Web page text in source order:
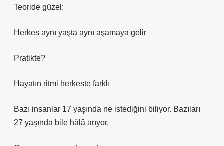
Teoride güzel:
Herkes aynı yaşta aynı aşamaya gelir
Pratikte?
Hayatın ritmi herkeste farklı
Bazı insanlar 17 yaşında ne istediğini biliyor. Bazıları
27 yaşında bile hâlâ arıyor.